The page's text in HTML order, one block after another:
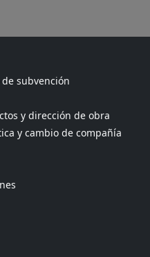
subvención
y dirección de obra
y cambio de compañía